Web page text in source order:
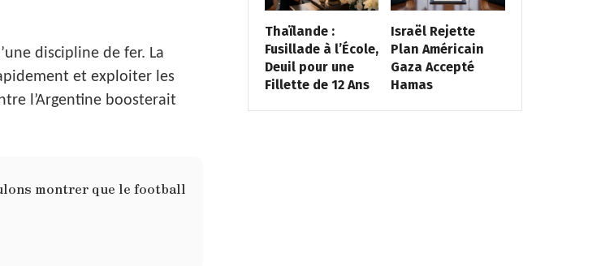
discipline de fer. La
et exploiter les
l’Argentine boosterait
montrer que le football
Thaïlande :
Fusillade à l’École,
Deuil pour une
Fillette de 12 Ans
Israël Rejette
Plan Américain
Gaza Accepté
Hamas